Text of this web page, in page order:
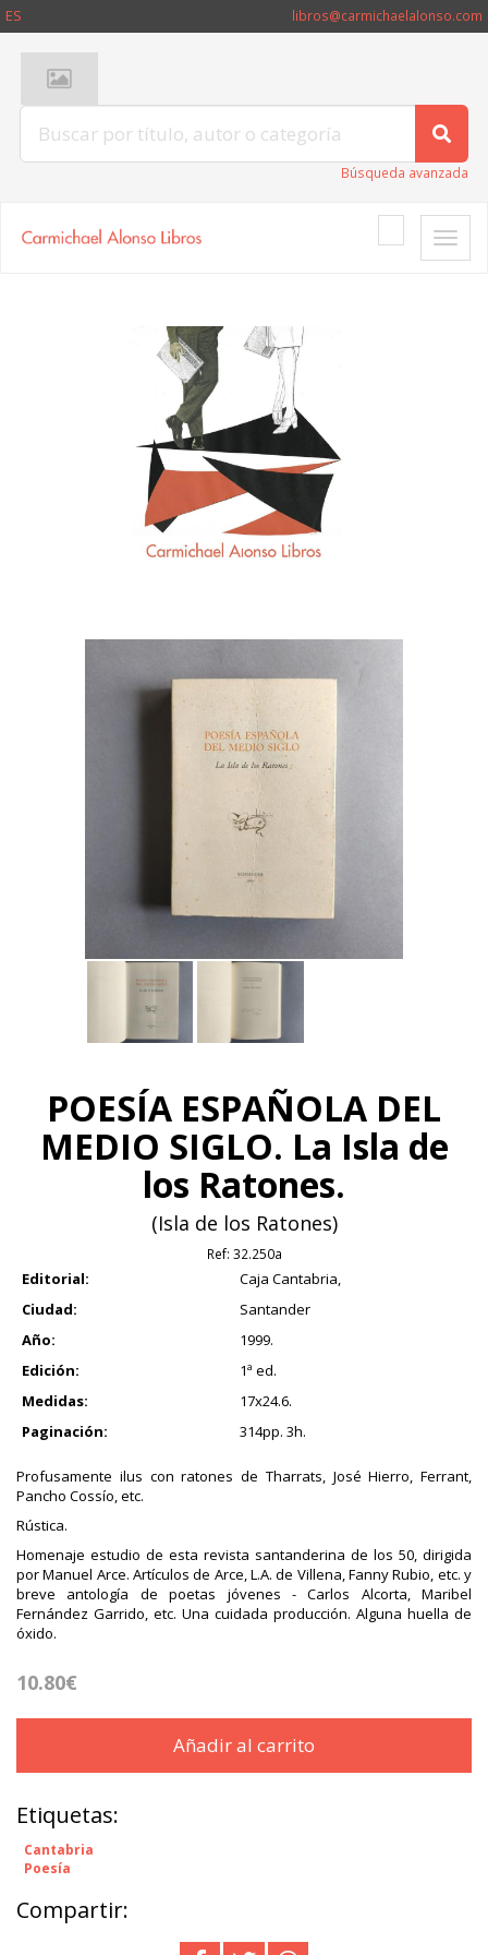
ES libros@carmichaelalonso.com
Búsqueda avanzada
Toggle
POESÍA ESPAÑOLA DEL
MEDIO SIGLO. La Isla de
los Ratones.
(Isla de los Ratones)
Ref: 32.250a
Editorial:
Caja Cantabria,
Ciudad:
Santander
Año:
1999.
Edición:
1ª ed.
Medidas:
17x24.6.
Paginación:
314pp. 3h.
Profusamente ilus con ratones de Tharrats, José Hierro, Ferrant,
Pancho Cossío, etc.
Rústica.
Homenaje estudio de esta revista santanderina de los 50, dirigida
por Manuel Arce. Artículos de Arce, L.A. de Villena, Fanny Rubio, etc. y
breve antología de poetas jóvenes - Carlos Alcorta, Maribel
Fernández Garrido, etc. Una cuidada producción. Alguna huella de
óxido.
10.80€
Añadir al carrito
Etiquetas:
Cantabria
Poesía
Compartir: